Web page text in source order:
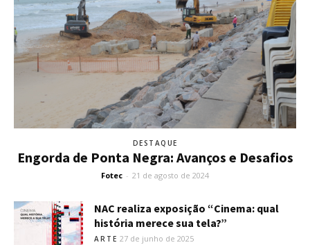
DESTAQUE
Engorda de Ponta Negra: Avanços e Desafios
Fotec - 21 de agosto de 2024
NAC realiza exposição “Cinema: qual
história merece sua tela?”
ARTE 27 de junho de 2025